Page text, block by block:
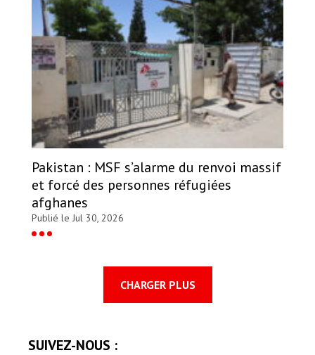
Pakistan : MSF s’alarme du renvoi massif
et forcé des personnes réfugiées
afghanes
Publié le Jul 30, 2026
CHARGER PLUS
SUIVEZ-NOUS :